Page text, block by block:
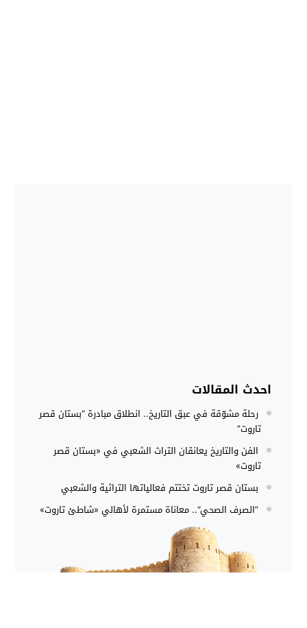
احدث المقالات
رحلة مشوّقة في عبق التاريخ.. انطلاق مبادرة “بستان قصر
تاروت”
الفن والتاريخ يعانقان التراث الشعبي في «بستان قصر
تاروت»
بستان قصر تاروت تختتم فعالياتها التراثية والشعبي
”الصرف الصحي“.. معاناة مستمرة لأهالي «شاطئ تاروت»